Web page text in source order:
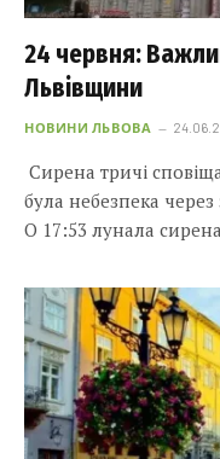
24 червня:
Львівщини
НОВИНИ ЛЬВОВА
Сирена тричі
була небезпека через
О 17:53 лунала